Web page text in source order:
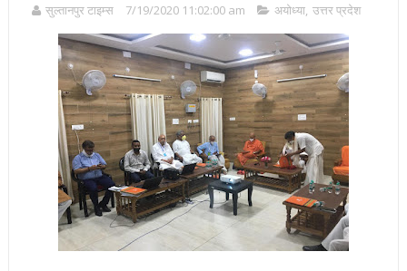
सुल्तानपुर टाइम्स 7/19/2020 11:02:00 am अयोध्या, उत्तर प्रदेश